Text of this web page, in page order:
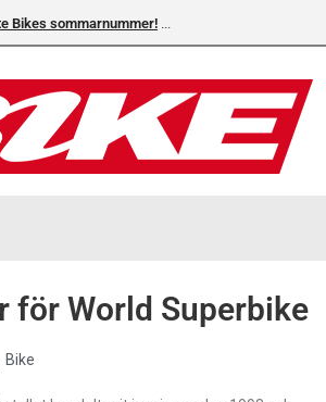
Bikes sommarnummer!
för World Superbike
Bike